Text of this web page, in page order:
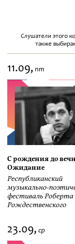
Слушатели этого
также
11.09, пт
С рождения до
Ожидание
Республиканский
музыкально-
фестиваль Роберта
Рождественского
23.09, ср